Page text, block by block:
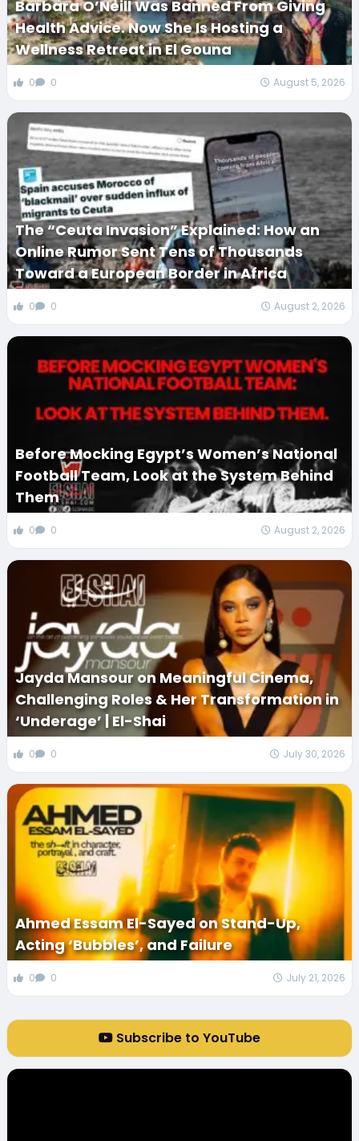
Barbara O’Neill Was Banned From Giving
Health Advice. Now She Is Hosting a
Wellness Retreat in El Gouna
0 0 August 5, 2026
The “Ceuta Invasion” Explained: How an
Online Rumor Sent Tens of Thousands
Toward a European Border in Africa
0 0 August 2, 2026
Before Mocking Egypt’s Women’s National
Football Team, Look at the System Behind
Them
0 0 August 2, 2026
Jayda Mansour on Meaningful Cinema,
Challenging Roles & Her Transformation in
‘Underage’ | El-Shai
0 0 July 30, 2026
Ahmed Essam El-Sayed on Stand-Up,
Acting ‘Bubbles’, and Failure
0 0 July 21, 2026
Subscribe to YouTube